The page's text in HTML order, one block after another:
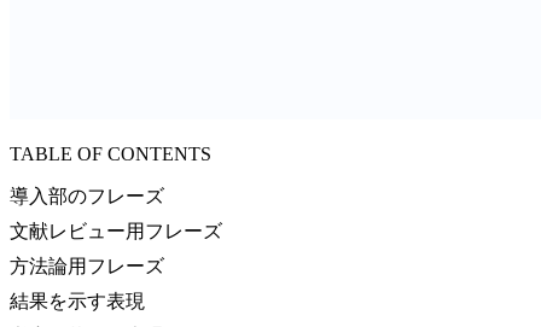
TABLE OF CONTENTS
導入部のフレーズ
文献レビュー用フレーズ
方法論用フレーズ
結果を示す表現